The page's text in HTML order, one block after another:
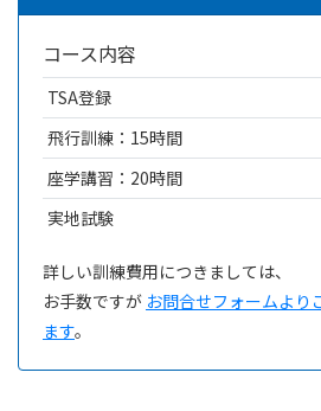
コース内容
TSA登録
飛行訓練：15時間
座学講習：20時間
実地試験
詳しい訓練費用につきましては、
お手数ですが お問合せフォームより
ます。